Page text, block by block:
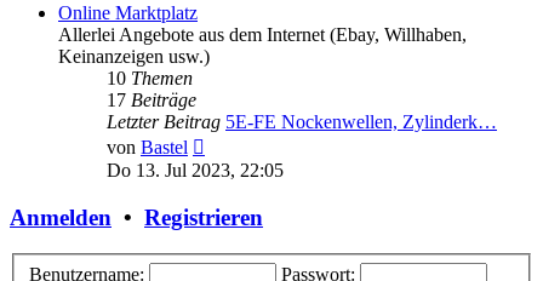
Online Marktplatz
Allerlei Angebote aus dem Internet (Ebay, Willhaben,
Keinanzeigen usw.)
10 Themen
17 Beiträge
Letzter Beitrag 5E-FE Nockenwellen, Zylinderk…
von Bastel
Beitrag
Do 13. Jul 2023, 22:05
Anmelden • Registrieren
Benutzername:
Passwort: